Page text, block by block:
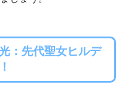
：先代聖女ヒルデ